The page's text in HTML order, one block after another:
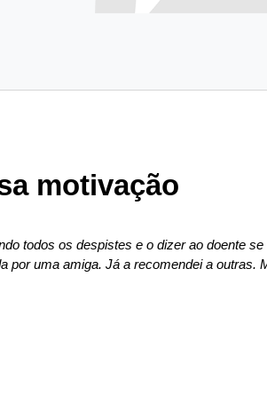
motivação
não
Muito
"A médica Dra. Isabel,
bastante satisfeita e